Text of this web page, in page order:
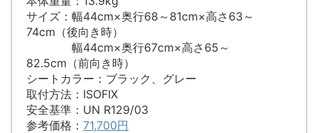
サイズ：幅44cm×奥行68～81cm×高さ63～
74cm（後向き時）
幅44cm×奥行67cm×高さ65～
82.5cm（前向き時）
シートカラー：ブラック、グレー
取付方法：ISOFIX
安全基準：UN R129/03
参考価格： 71,700円